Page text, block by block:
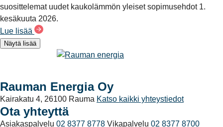
suosittelemat uudet kaukolämmön yleiset sopimusehdot 1.
kesäkuuta 2026.
Lue lisää
Näytä lisää
Rauman Energia Oy
Kairakatu 4, 26100 Rauma Katso kaikki yhteystiedot
Ota yhteyttä
Asiakaspalvelu 02 8377 8778 Vikapalvelu 02 8377 8700